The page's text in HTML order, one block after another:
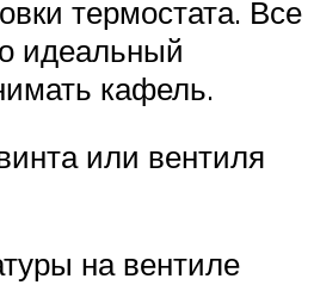
термостата. Все
идеальный
кафель.
или вентиля
на вентиле